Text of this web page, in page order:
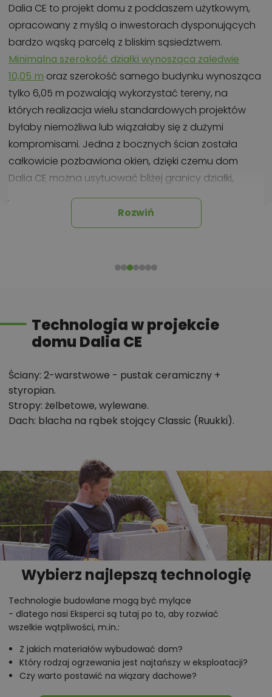
Dalia CE to projekt domu z poddaszem użytkowym,
opracowany z myślą o inwestorach dysponujących
bardzo wąską parcelą z bliskim sąsiedztwem.
Minimalna szerokość działki wynosząca zaledwie
10,05 m oraz szerokość samego budynku wynosząca
tylko 6,05 m pozwalają wykorzystać tereny, na
których realizacja wielu standardowych projektów
byłaby niemożliwa lub wiązałaby się z dużymi
kompromisami. Jedna z bocznych ścian została
całkowicie pozbawiona okien, dzięki czemu dom
Dalia CE można usytuować bliżej granicy działki,
jednocześnie zwiększając prywatność wnętrz i
ograniczając wzajemne zaglądanie z sąsiednich
posesji. Prostą bryłę uzupełniadwuspadowy dach o
lukarną, która urozmaica architekturę budynku i
programu użytkowego.
Najważniejsze atuty projektu Dalia CE
Projekt przystosowano do bardzo wąskiej działki
o minimalnej szerokości 10,05 m, a szerokość
budynku wynosi zaledwie 6,05 m.
usytuowanie domu bliżej granicy działki i zwiększa
prywatność mieszkańców.
Parter przeznaczono na część dzienną, a
wszystkie sypialnie zaplanowano na poddaszu.
Oddzielna kuchnia z jadalnią została
uzupełniona praktyczną spiżarnią.
Na poddaszu zaplanowano trzy sypialnie, w tym
główną z prywatną garderobą i łazienką.
Dodatkowe WC na parterze zwiększa wygodę
codziennego użytkowania domu.
Dwie łazienki na poddaszu usprawniają poranne
funkcjonowanie kilkuosobowej rodziny.
Oddzielna kuchnia ze spiżarnią i salon
Rozwiń
Technologia w projekcie
domu Dalia CE
Ściany: 2-warstwowe - pustak ceramiczny +
styropian.
Stropy: żelbetowe, wylewane.
Dach: blacha na rąbek stojący Classic (Ruukki).
Wybierz najlepszą technologię
Technologie budowlane mogą być mylące
- dlatego nasi Eksperci są tutaj po to, aby rozwiać
wszelkie wątpliwości, m.in.:
Z jakich materiałów wybudować dom?
Który rodzaj ogrzewania jest najtańszy w eksploatacji?
Czy warto postawić na wiązary dachowe?